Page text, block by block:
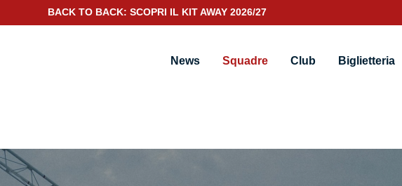
BACK TO BACK: SCOPRI IL KIT AWAY 2026/27
News Squadre Club Biglietteria